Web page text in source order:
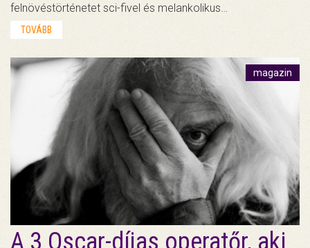
felnövéstörténetet sci-fivel és melankolikus…
TOVÁBB
magazin
A 3 Oscar-díjas operatőr, aki